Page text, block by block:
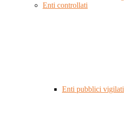
Enti controllati
Enti pubblici vigilati